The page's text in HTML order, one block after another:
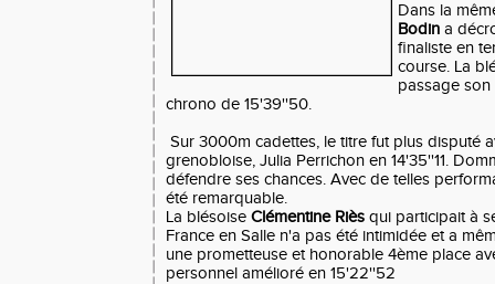
Dans la
Bodin a
finaliste en
course. La
passage
chrono de 15'39''50.
Sur 3000m cadettes, le titre fut plus disputé
grenobloise, Julia Perrichon en 14'35''11.
défendre ses chances. Avec de telles
été remarquable.
La blésoise Clémentine Riès qui participait à
France en Salle n'a pas été intimidée et a
une prometteuse et honorable 4ème place
personnel amélioré en 15'22''52